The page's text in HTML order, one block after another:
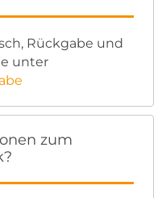
Rückgabe und
unter
zum